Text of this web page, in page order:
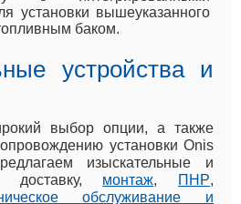
установки вышеуказанного
баком.
устройства и
выбор опции, а также
установки Onis
изыскательные и
доставку, монтаж, ПНР,
обслуживание и